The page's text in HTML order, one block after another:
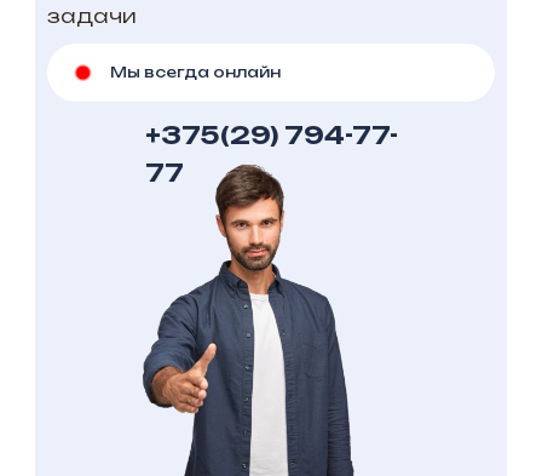
задачи
Мы всегда онлайн
+375(29) 794-77-
77